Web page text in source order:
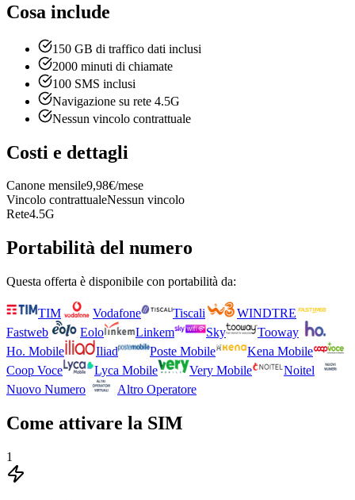
Cosa include
150 GB di traffico dati inclusi
2000 minuti di chiamate
100 SMS inclusi
Navigazione su rete 4.5G
Nessun vincolo contrattuale
Costi e dettagli
Canone mensile9,98€/mese
Vincolo contrattualeNessun vincolo
Rete4.5G
Portabilità del numero
Questa offerta è disponibile con portabilità da:
TIM Vodafone Tiscali
WINDTRE
Fastweb
Eolo Linkem Sky
Tooway
Ho. Mobile
Iliad Poste Mobile
Kena Mobile
Coop Voce
Lyca Mobile Very Mobile
Noitel
Nuovo Numero
Altro Operatore
Come attivare la SIM
1